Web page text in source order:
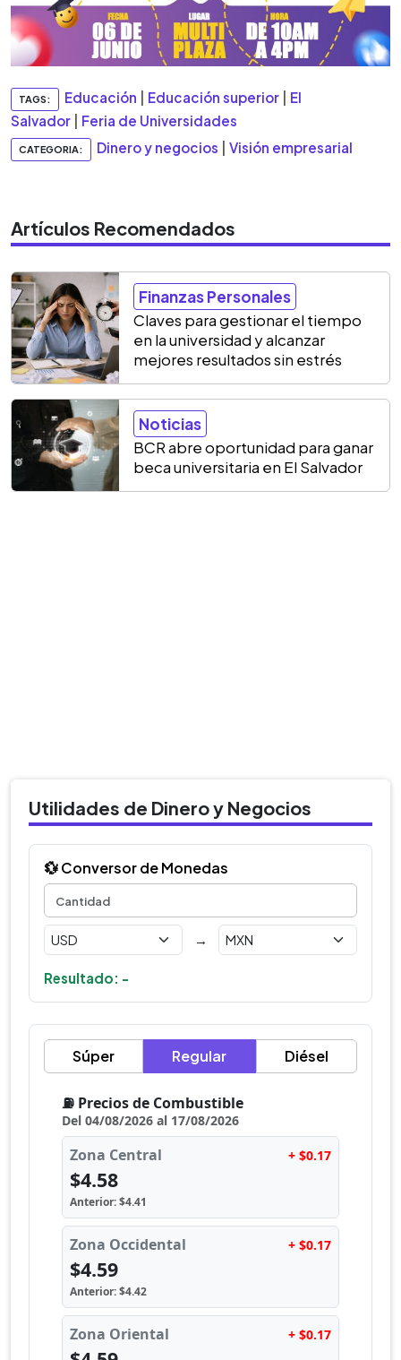
TAGS: Educación Educación superior
El
Salvador
Feria de Universidades
CATEGORIA: Dinero y negocios Visión empresarial
Artículos Recomendados
Finanzas Personales
Claves para gestionar el tiempo
en la universidad y alcanzar
mejores resultados sin estrés
Noticias
BCR abre oportunidad para ganar
beca universitaria en El Salvador
Utilidades de Dinero y Negocios
💱 Conversor de Monedas
→
Resultado: -
Súper Regular Diésel